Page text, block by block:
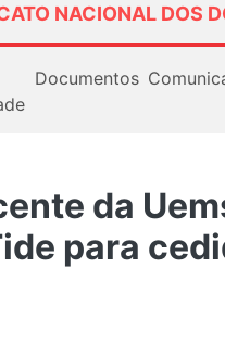
NACIONAL DOS
Documentos
da
para
contra